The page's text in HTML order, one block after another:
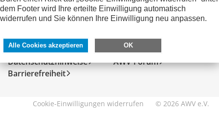
SERVICE
Kontakt
Impressum
Datenschutzhinweise
Barrierefreiheit
DIREKT ZU
FeRD
eXTra
AWV-Forum
Cookie-Einwilligungen widerrufen © 2026 AWV e.V.
dem Footer wird Ihre erteilte Einwilligung automatisch
widerrufen und Sie können Ihre Einwilligung neu anpassen.
Alle Cookies akzeptieren OK